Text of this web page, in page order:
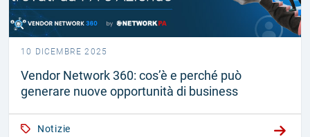
10 DICEMBRE 2025
Vendor Network 360: cos’è e perché può
generare nuove opportunità di business
Notizie